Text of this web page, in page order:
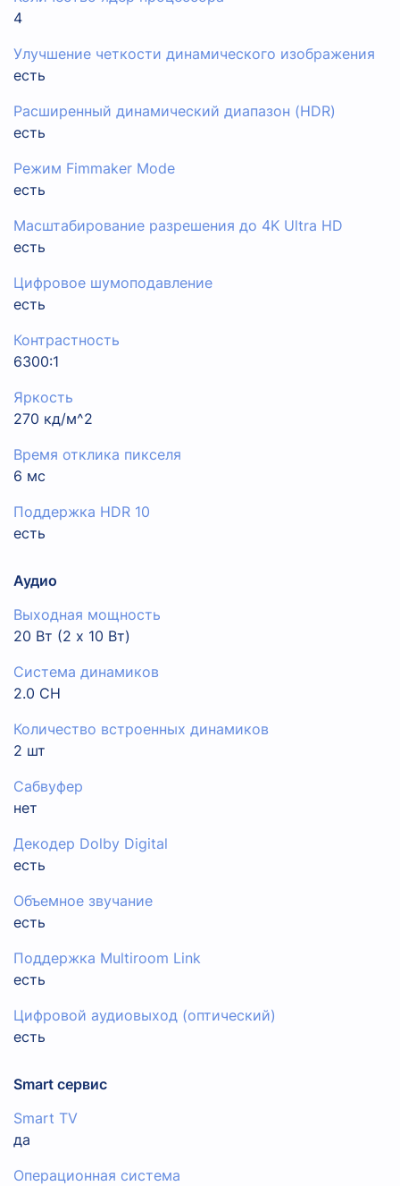
4
Улучшение четкости динамического изображения
есть
Расширенный динамический диапазон (HDR)
есть
Режим Fimmaker Mode
есть
Масштабирование разрешения до 4K Ultra HD
есть
Цифровое шумоподавление
есть
Контрастность
6300:1
Яркость
270 кд/м^2
Время отклика пикселя
6 мс
Поддержка HDR 10
есть
Аудио
Выходная мощность
20 Вт (2 x 10 Вт)
Система динамиков
2.0 CH
Количество встроенных динамиков
2 шт
Сабвуфер
нет
Декодер Dolby Digital
есть
Объемное звучание
есть
Поддержка Multiroom Link
есть
Цифровой аудиовыход (оптический)
есть
Smart сервис
Smart TV
да
Операционная система